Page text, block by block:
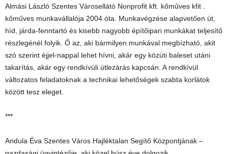
Almási László Szentes Városellátó Nonprofit kft. kőműves kfit .
kőműves munkavállalója 2004 óta. Munkavégzése alapvetően út,
híd, járda-fenntartó és kisebb nagyobb építőipari munkákat teljesítő
részlegénél folyik. Ő az, aki bármilyen munkával megbízható, akit
szó szerint éjjel-nappal lehet hívni, akár egy közúti baleset utáni
takarítás, akár egy rendkívüli útlezárás kapcsán. A rendkívül
változatos feladatoknak a technikai lehetőségek szabta korlátok
között tesz eleget.
***
Andula Éva Szentes Város Hajléktalan Segítő Központjának –